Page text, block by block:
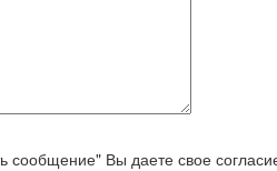
сообщение" Вы даете свое